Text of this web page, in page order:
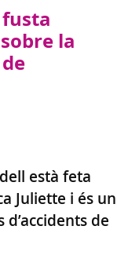
la
està feta
Juliette i és un
de